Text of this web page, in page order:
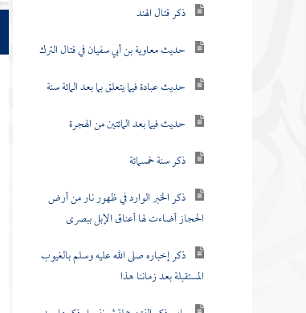
ذكر قتال الهند
حديث معاوية بن أبي سفيان في قتال الترك
حديث عبادة فيما يتعلق بما بعد المائة سنة
حديث فيما بعد المائتين من الهجرة
ذكر سنة خمسمائة
ذكر الخبر الوارد في ظهور نار من أرض
الحجاز أضاءت لها أعناق الإبل ببصرى
ذكر إخباره صلى الله عليه وسلم بالغيوب
المستقبلة بعد زماننا هذا